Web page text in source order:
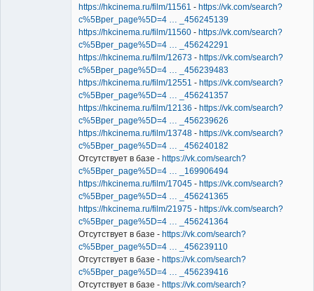
https://hkcinema.ru/film/11561 - https://vk.com/search?
c%5Bper_page%5D=4 … _456245139
https://hkcinema.ru/film/11560 - https://vk.com/search?
c%5Bper_page%5D=4 … _456242291
https://hkcinema.ru/film/12673 - https://vk.com/search?
c%5Bper_page%5D=4 … _456239483
https://hkcinema.ru/film/12551 - https://vk.com/search?
c%5Bper_page%5D=4 … _456241357
https://hkcinema.ru/film/12136 - https://vk.com/search?
c%5Bper_page%5D=4 … _456239626
https://hkcinema.ru/film/13748 - https://vk.com/search?
c%5Bper_page%5D=4 … _456240182
Отсутствует в базе - https://vk.com/search?
c%5Bper_page%5D=4 … _169906494
https://hkcinema.ru/film/17045 - https://vk.com/search?
c%5Bper_page%5D=4 … _456241365
https://hkcinema.ru/film/21975 - https://vk.com/search?
c%5Bper_page%5D=4 … _456241364
Отсутствует в базе - https://vk.com/search?
c%5Bper_page%5D=4 … _456239110
Отсутствует в базе - https://vk.com/search?
c%5Bper_page%5D=4 … _456239416
Отсутствует в базе - https://vk.com/search?